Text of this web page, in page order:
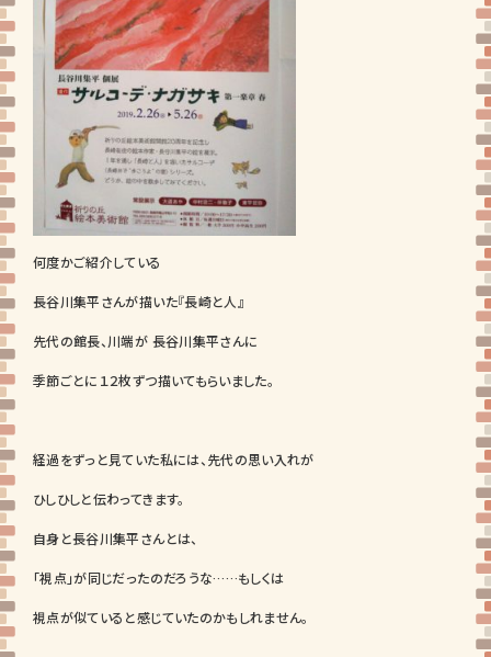
何度かご紹介している
長谷川集平さんが描いた『長崎と人』
先代の館長、川端が 長谷川集平さんに
季節ごとに１２枚ずつ描いてもらいました。
経過をずっと見ていた私には、先代の思い入れが
ひしひしと伝わってきます。
自身と長谷川集平さんとは、
「視点」が同じだったのだろうな……もしくは
視点が似ていると感じていたのかもしれません。